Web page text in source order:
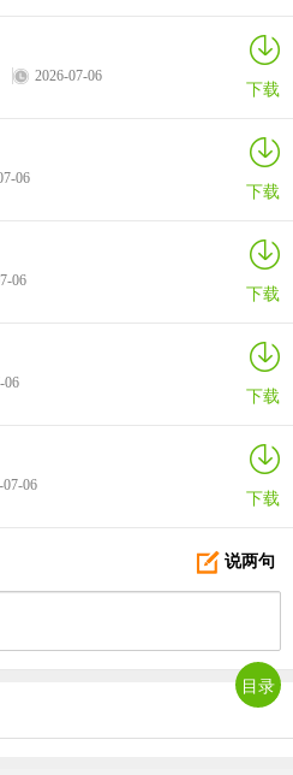
从外面看都是黑色的。整个车身是
。实际上双人超跑类似酷佩RB，要
可以切换第一人称视觉，在车上看到
常清晰的仪表盘和驾驶位副驾驶中间
2026-07-06 下载
06 下载
06 下载
06 下载
07-06 下载
说两句
目录